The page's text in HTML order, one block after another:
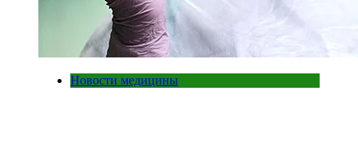
Новости медицины